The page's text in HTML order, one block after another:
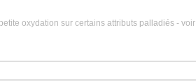
oxydation sur certains attributs palladiés - voir